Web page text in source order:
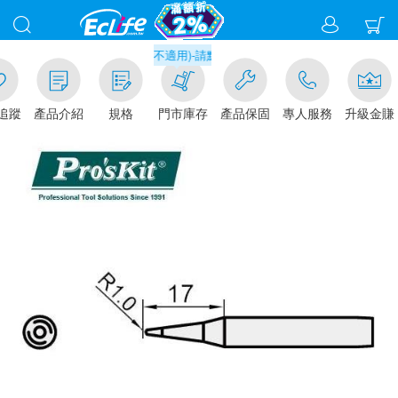
蹤 產品介紹 規格
門市取貨現折1%(部分商品不適用)-請點我看
門市庫存 產品保固 專人服務 升級金賺